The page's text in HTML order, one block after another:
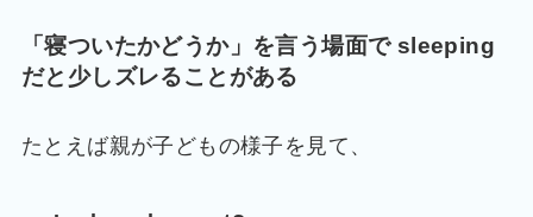
「寝ついたかどうか」を言う場面で sleeping
だと少しズレることがある
たとえば親が子どもの様子を見て、